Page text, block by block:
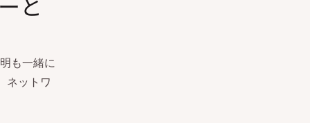
も一緒に
ネットワ